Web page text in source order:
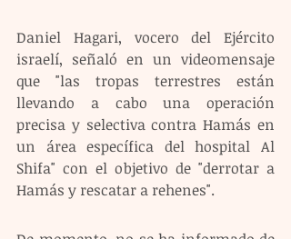
Daniel Hagari, vocero del Ejército
israelí, señaló en un videomensaje
que "las tropas terrestres están
llevando a cabo una operación
precisa y selectiva contra Hamás en
un área específica del hospital Al
Shifa" con el objetivo de "derrotar a
Hamás y rescatar a rehenes".